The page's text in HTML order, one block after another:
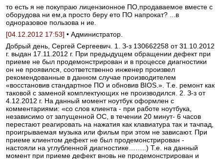
то есть я не покупраю лицензионное ПО,продаваемое вместе с
оборудова ни ем,а просто беру ето ПО напрокат? ...в
одноразовое пользова н ие.
[04.12.2012 17:53] • Администратор.
Добрый день, Сергей Сергеевич. 1. З-з 130662258 от 31.10.2012
г. выдан 17.11.2012 г. При предыдущем обращении дефект при
приеме не был продемонстрирован и в процессе диагностики
он не проявился, соответственно инженер произвел
рекомендованные в данном случае производителем
«восстановив стандартное ПО и обновив BIOS.». Т.е. ремонт как
таковой с заменой комплектующих не производился. 2. З-з от
4.12.2012 г. На данный момент ноутбук оформлен с
комментариями: «со слов клиента - при работе ноутбука,
независимо от запущенной ОС, в течении 20 минут- 6 часов
перестают реагировать на нажатия как клавиатура так и тачпад,
проигрываемая музыка или фильм при этом не зависают. При
приеме клиентом дефект не был продемонстрирован -
настояли на углубленной диагностике……..) Т.е. на данный
момент при приеме дефект вновь не продемонстрирован и